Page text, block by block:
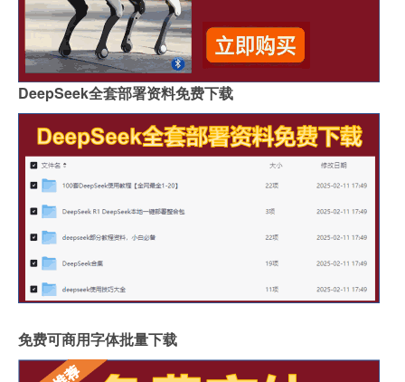
DeepSeek全套部署资料免费下载
免费可商用字体批量下载